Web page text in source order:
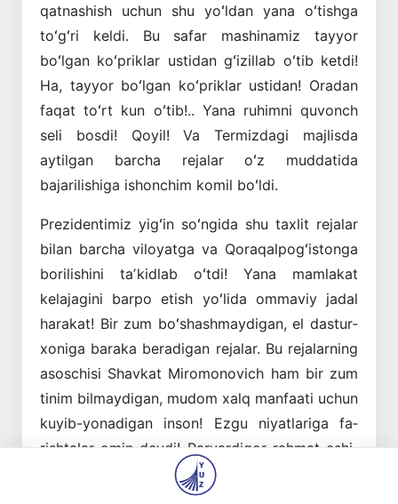
qatnashish uchun shu yoʻldan yana oʻtishga
toʻgʻri keldi. Bu safar mashinamiz tayyor
boʻlgan koʻpriklar ustidan gʻizillab oʻtib ketdi!
Ha, tayyor boʻlgan koʻpriklar ustidan! Oradan
faqat toʻrt kun oʻtib!.. Yana ruhimni quvonch
seli bosdi! Qoyil! Va Termizdagi majlisda
aytilgan barcha rejalar oʻz muddatida
bajarilishiga ishonchim komil boʻldi.
Prezidentimiz yigʻin soʻngida shu taxlit rejalar
bilan barcha viloyatga va Qoraqalpogʻistonga
borilishini taʼkidlab oʻtdi! Yana mamlakat
kelajagini barpo etish yoʻlida ommaviy jadal
harakat! Bir zum boʻshashmaydigan, el dastur­
xoniga baraka beradigan rejalar. Bu rejalarning
asoschisi Shavkat Miromonovich ham bir zum
tinim bilmaydigan, mudom xalq manfaati uchun
kuyib-yonadigan inson! Ezgu niyatlariga fa­
rishtalar omin deydi! Parvardigor rahmat eshi­